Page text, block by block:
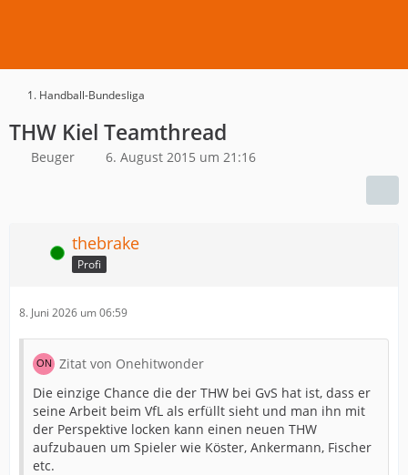
1. Handball-Bundesliga
THW Kiel Teamthread
Beuger 6. August 2015 um 21:16
Online thebrake
Profi
8. Juni 2026 um 06:59
Zitat von Onehitwonder
Die einzige Chance die der THW bei GvS hat ist, dass er
seine Arbeit beim VfL als erfüllt sieht und man ihn mit
der Perspektive locken kann einen neuen THW
aufzubauen um Spieler wie Köster, Ankermann, Fischer
etc.